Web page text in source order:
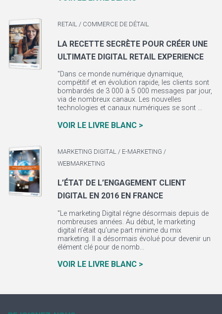
RETAIL / COMMERCE DE DÉTAIL
LA RECETTE SECRÈTE POUR CRÉER UNE
ULTIMATE DIGITAL RETAIL EXPERIENCE
"Dans ce monde numérique dynamique,
compétitif et en évolution rapide, les clients sont
bombardés de 3 000 à 5 000 messages par jour,
via de nombreux canaux. Les nouvelles
technologies et canaux numériques se sont ...
VOIR LE LIVRE BLANC >
MARKETING DIGITAL / E-MARKETING /
WEBMARKETING
L’ÉTAT DE L’ENGAGEMENT CLIENT
DIGITAL EN 2016 EN FRANCE
"Le marketing Digital régne désormais depuis de
nombreuses années. Au début, le marketing
digital n’était qu’une part minime du mix
marketing. Il a désormais évolué pour devenir un
élément clé pour de nomb...
VOIR LE LIVRE BLANC >